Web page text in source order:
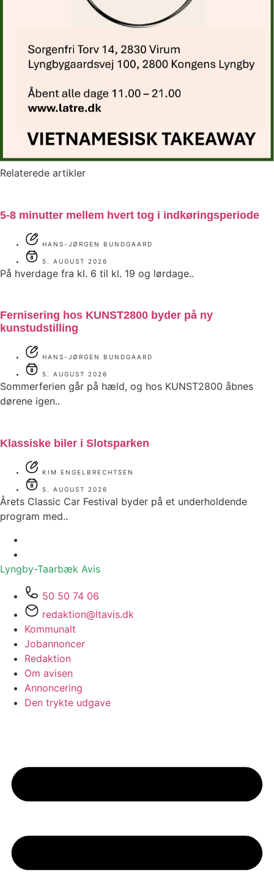
Relaterede artikler
5-8 minutter mellem hvert tog i indkøringsperiode
HANS-JØRGEN BUNDGAARD
5. AUGUST 2026
På hverdage fra kl. 6 til kl. 19 og lørdage..
Fernisering hos KUNST2800 byder på ny
kunstudstilling
HANS-JØRGEN BUNDGAARD
5. AUGUST 2026
Sommerferien går på hæld, og hos KUNST2800 åbnes
dørene igen..
Klassiske biler i Slotsparken
KIM ENGELBRECHTSEN
5. AUGUST 2026
Årets Classic Car Festival byder på et underholdende
program med..
Lyngby-Taarbæk Avis
50 50 74 06
redaktion@ltavis.dk
Kommunalt
Jobannoncer
Redaktion
Om avisen
Annoncering
Den trykte udgave